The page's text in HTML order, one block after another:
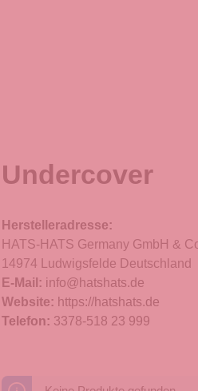
Undercover
Herstelleradresse:
HATS-HATS Germany GmbH &
14974 Ludwigsfelde Deutschland
E-Mail: info@hatshats.de
Website: https://hatshats.de
Telefon: 3378-518 23 999